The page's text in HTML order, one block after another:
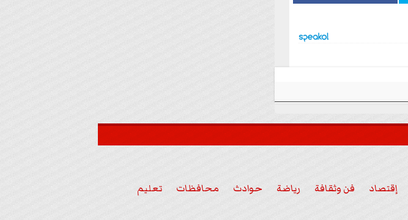
إقتصاد فن وثقافة رياضة حوادث محافظات
تعليم